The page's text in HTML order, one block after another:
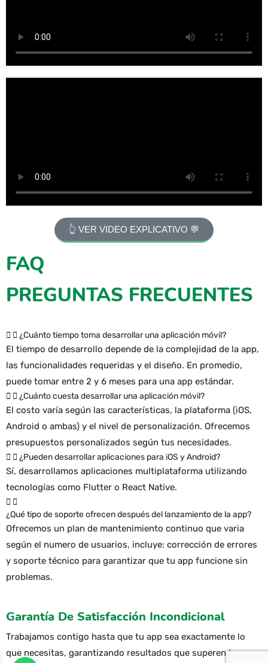
👆 VER VIDEO EXPLICATIVO 💬
FAQ
PREGUNTAS FRECUENTES
¿Cuánto tiempo toma desarrollar una aplicación móvil?
El tiempo de desarrollo depende de la complejidad de la app,
las funcionalidades requeridas y el diseño. En promedio,
puede tomar entre 2 y 6 meses para una app estándar.
¿Cuánto cuesta desarrollar una aplicación móvil?
El costo varía según las características, la plataforma (iOS,
Android o ambas) y el nivel de personalización. Ofrecemos
presupuestos personalizados según tus necesidades.
¿Pueden desarrollar aplicaciones para iOS y Android?
Sí, desarrollamos aplicaciones multiplataforma utilizando
tecnologías como Flutter o React Native.
¿Qué tipo de soporte ofrecen después del lanzamiento de la app?
Ofrecemos un plan de mantenimiento continuo que varia
según el numero de usuarios, incluye: corrección de errores
y soporte técnico para garantizar que tu app funcione sin
problemas.
Garantía De Satisfacción Incondicional
Trabajamos contigo hasta que tu app sea exactamente lo
que necesitas, garantizando resultados que superen tus